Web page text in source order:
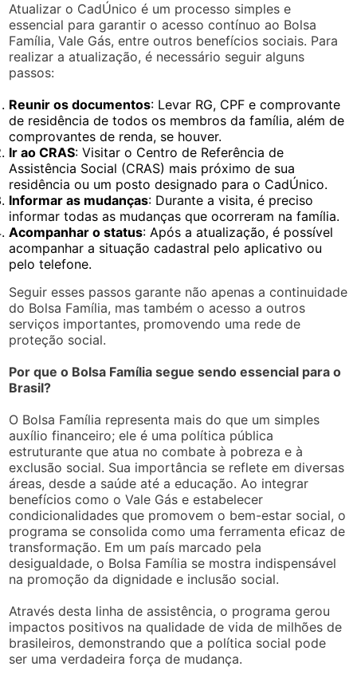
Atualizar o CadÚnico é um processo simples e
essencial para garantir o acesso contínuo ao Bolsa
Família, Vale Gás, entre outros benefícios sociais. Para
realizar a atualização, é necessário seguir alguns
passos:
Reunir os documentos: Levar RG, CPF e comprovante
de residência de todos os membros da família, além de
comprovantes de renda, se houver.
Ir ao CRAS: Visitar o Centro de Referência de
Assistência Social (CRAS) mais próximo de sua
residência ou um posto designado para o CadÚnico.
Informar as mudanças: Durante a visita, é preciso
informar todas as mudanças que ocorreram na família.
Acompanhar o status: Após a atualização, é possível
acompanhar a situação cadastral pelo aplicativo ou
pelo telefone.
Seguir esses passos garante não apenas a continuidade
do Bolsa Família, mas também o acesso a outros
serviços importantes, promovendo uma rede de
proteção social.
Por que o Bolsa Família segue sendo essencial para o
Brasil?
O Bolsa Família representa mais do que um simples
auxílio financeiro; ele é uma política pública
estruturante que atua no combate à pobreza e à
exclusão social. Sua importância se reflete em diversas
áreas, desde a saúde até a educação. Ao integrar
benefícios como o Vale Gás e estabelecer
condicionalidades que promovem o bem-estar social, o
programa se consolida como uma ferramenta eficaz de
transformação. Em um país marcado pela
desigualdade, o Bolsa Família se mostra indispensável
na promoção da dignidade e inclusão social.
Através desta linha de assistência, o programa gerou
impactos positivos na qualidade de vida de milhões de
brasileiros, demonstrando que a política social pode
ser uma verdadeira força de mudança.